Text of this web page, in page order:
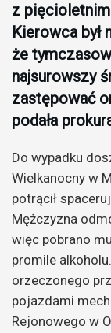
z
Kierowca był
że
najsurowszy
zastępować
podała
Do wypadku
Wielkanocny w
potrącił
Mężczyzna
więc pobrano
promile
orzeczonego
pojazdami
Rejonowego w